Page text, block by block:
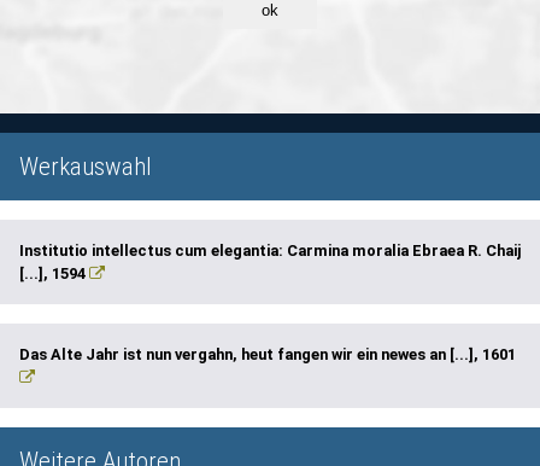
ok
Werkauswahl
Institutio intellectus cum elegantia: Carmina moralia Ebraea R. Chaij
[...], 1594
Das Alte Jahr ist nun vergahn, heut fangen wir ein newes an [...], 1601